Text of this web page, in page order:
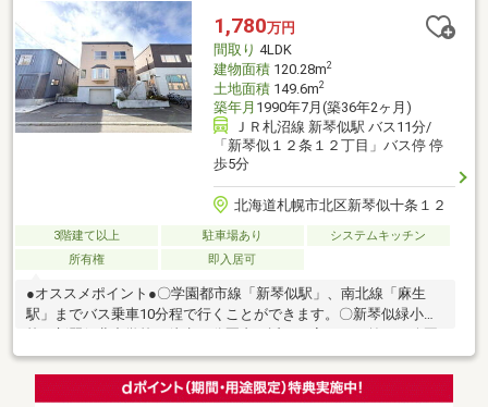
1,780万円
間取り 4LDK
建物面積120.28m2
土地面積149.6m2
築年月 1990年7月(築36年2ヶ月)
ＪＲ札沼線 新琴似駅 バス11分/
「新琴似１２条１２丁目」バス停 停
歩5分
北海道札幌市北区新琴似十条１２
3階建て以上 駐車場あり
システムキッチン
所有権
即入居可
●オススメポイント●〇学園都市線「新琴似駅」、南北線「麻生
駅」までバス乗車10分程で行くことができます。〇新琴似緑小学
があるので子育てにぴったりの立地です！〇リビングは広々とし
た20帖！家族団らんの時間を楽しむことができます。〇独立キッ
チンは広い空間で、食器棚や大きめな冷蔵庫も置けます。動線も